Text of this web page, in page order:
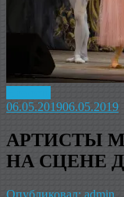
06.05.201906.05.2019
АРТИСТЫ
НА СЦЕНЕ
Опубликовал: admin